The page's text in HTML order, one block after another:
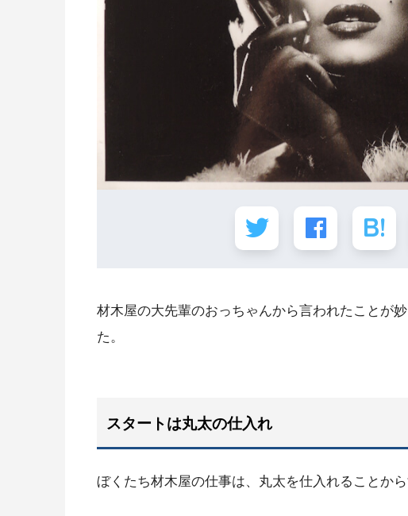
材木屋の大先輩のおっちゃんから言われたことが
た。
スタートは丸太の仕入れ
ぼくたち材木屋の仕事は、丸太を仕入れることから